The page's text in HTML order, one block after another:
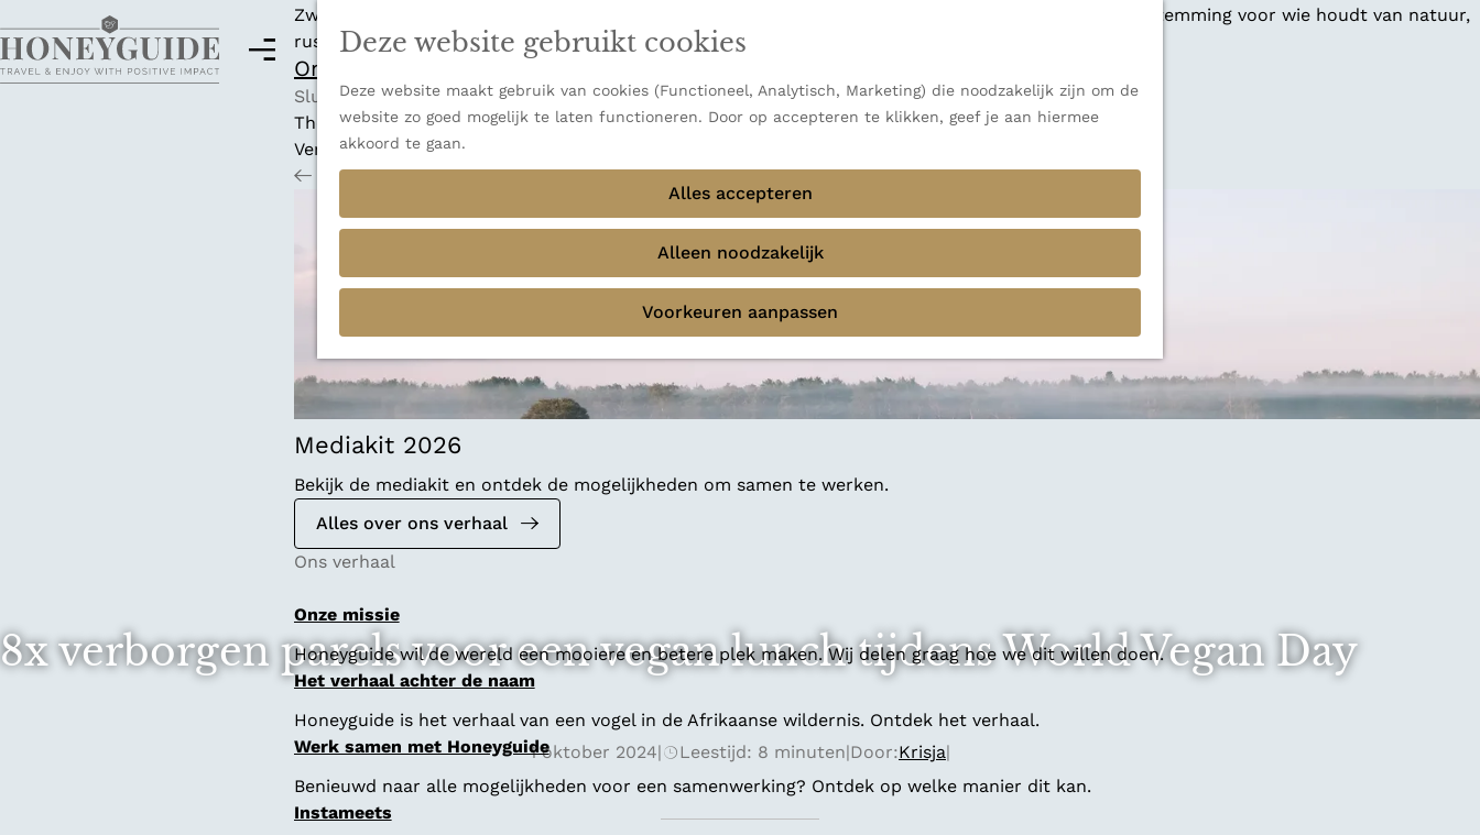
Deze website gebruikt cookies
Deze website maakt gebruik van cookies (Functioneel, Analytisch, Marketing) die noodzakelijk zijn om de
website zo goed mogelijk te laten functioneren. Door op accepteren te klikken, geef je aan hiermee
akkoord te gaan.
Alles accepteren
Alleen noodzakelijk
Voorkeuren aanpassen
M
Zwitserland is misschien vooral bekend om zijn indrukwekkende Alpen, maar ook een veelzijdige bestemming voor wie houdt van natuur,
rust en adembenemende uitzichten.
Ontdek alle bestemmingen
Sluiten
Thema's
Verborgen parels
Terug Ons verhaal
Mediakit 2026
Bekijk de mediakit en ontdek de mogelijkheden om samen te werken.
Alles over ons verhaal
Ons verhaal
Onze missie
Honeyguide wil de wereld een mooiere en betere plek maken. Wij delen graag hoe we dit willen doen.
Het verhaal achter de naam
Honeyguide is het verhaal van een vogel in de Afrikaanse wildernis. Ontdek het verhaal.
Werk samen met Honeyguide
Benieuwd naar alle mogelijkheden voor een samenwerking? Ontdek op welke manier dit kan.
Instameets
8x verborgen parels voor een vegan lunch tijdens World Vegan Day
1 oktober 2024| Leestijd: 8 minuten|Door:Krisja|